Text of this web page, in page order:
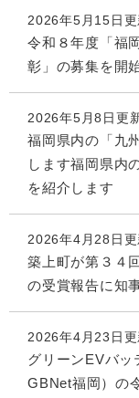
2026年5月15日更
令和８年度「福
彰」の募集を開
2026年5月8日更
福岡県内の「九
します福岡県内
を紹介します
2026年4月28日更
築上町が第３４
の受賞報告に知
2026年4月23日更
グリーンEVバッ
GBNet福岡）の